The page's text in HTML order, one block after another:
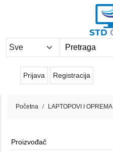
Prijava Registracija
Početna LAPTOPOVI I OPREMA
Proizvođač